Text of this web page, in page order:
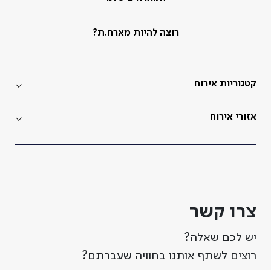
רוצה להיות מארח.ת?
קטגוריות אירוח
אזורי אירוח
צרו קשר
יש לכם שאלה?
רוצים לשתף אותנו בחוויה שעברתם?